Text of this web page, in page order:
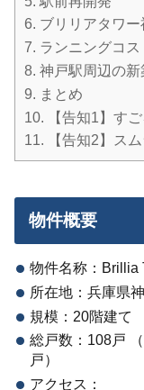
6. ブリリアタワ
7. ランニングコス
8. 神戸駅周辺の
9. まとめ
10. 【告知1】す
11. 【告知2】ス
物件概要
物件名称：Brillia
所在地：兵庫県
規模：20階建て
総戸数：108戸
戸）
アクセス：